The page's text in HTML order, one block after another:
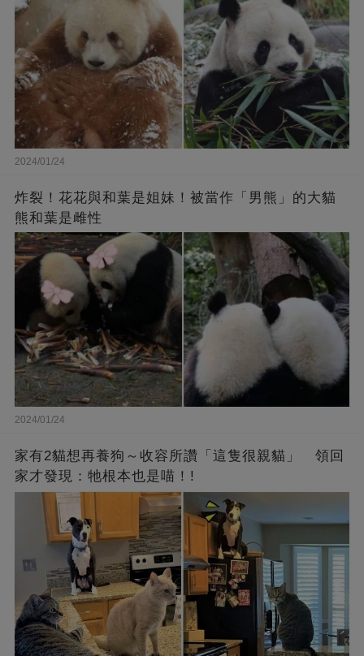
2024/01/24
炸裂！花花與和葉是姐妹！被當作「男熊」的大貓
熊和葉是雌性
2024/01/24
家有2貓想再養狗～收容所讚「這隻很親貓」 領回
家才發現：牠根本也是喵！!